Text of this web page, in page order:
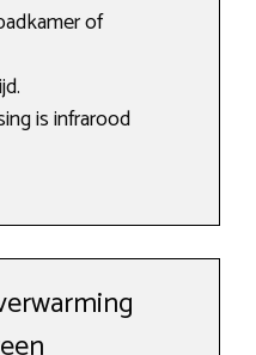
of
is infrarood